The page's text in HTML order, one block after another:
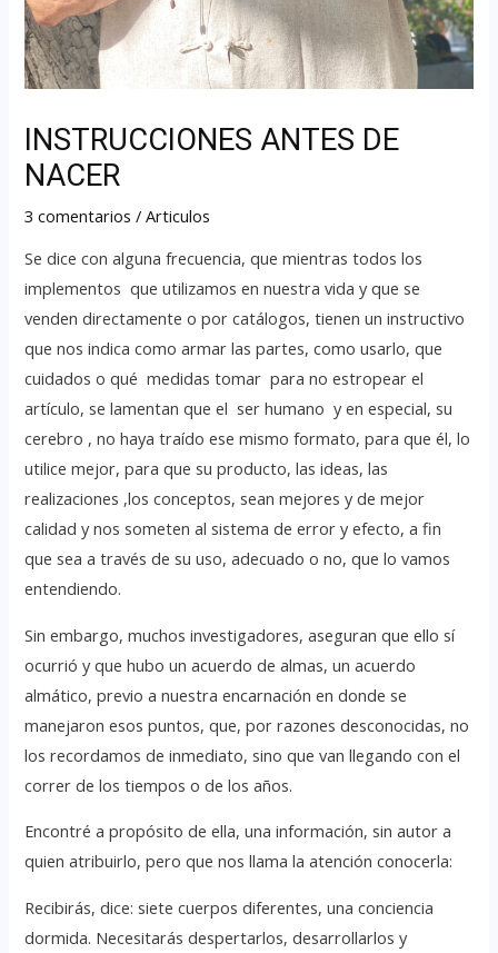
INSTRUCCIONES ANTES DE
NACER
3 comentarios /Articulos
Se dice con alguna frecuencia, que mientras todos los
implementos que utilizamos en nuestra vida y que se
venden directamente o por catálogos, tienen un instructivo
que nos indica como armar las partes, como usarlo, que
cuidados o qué medidas tomar para no estropear el
artículo, se lamentan que el ser humano y en especial, su
cerebro , no haya traído ese mismo formato, para que él, lo
utilice mejor, para que su producto, las ideas, las
realizaciones ,los conceptos, sean mejores y de mejor
calidad y nos someten al sistema de error y efecto, a fin
que sea a través de su uso, adecuado o no, que lo vamos
entendiendo.
Sin embargo, muchos investigadores, aseguran que ello sí
ocurrió y que hubo un acuerdo de almas, un acuerdo
almático, previo a nuestra encarnación en donde se
manejaron esos puntos, que, por razones desconocidas, no
los recordamos de inmediato, sino que van llegando con el
correr de los tiempos o de los años.
Encontré a propósito de ella, una información, sin autor a
quien atribuirlo, pero que nos llama la atención conocerla:
Recibirás, dice: siete cuerpos diferentes, una conciencia
dormida. Necesitarás despertarlos, desarrollarlos y